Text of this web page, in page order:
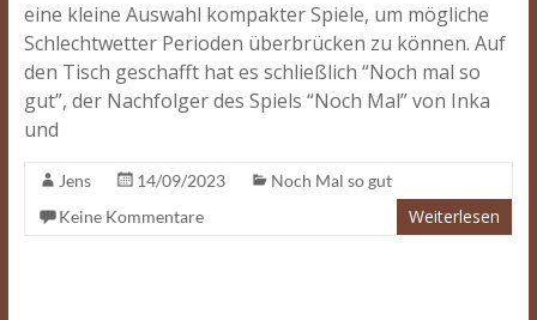
eine kleine Auswahl kompakter Spiele, um mögliche
Schlechtwetter Perioden überbrücken zu können. Auf
den Tisch geschafft hat es schließlich “Noch mal so
gut”, der Nachfolger des Spiels “Noch Mal” von Inka
und
Jens 14/09/2023
Noch Mal so gut
Keine Kommentare
Weiterlesen